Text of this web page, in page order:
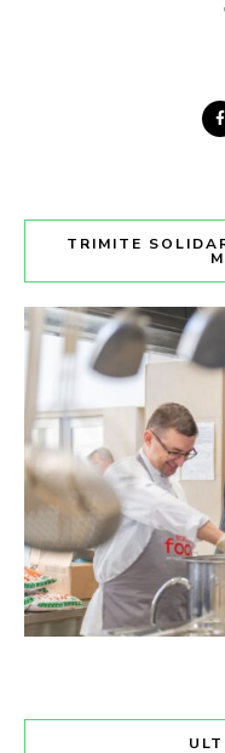
TRIMITE